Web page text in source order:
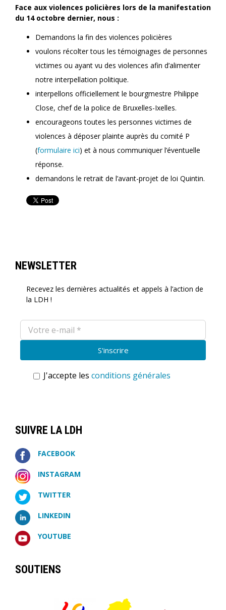
Face aux violences policières lors de la manifestation
du 14 octobre dernier, nous :
Demandons la fin des violences policières
voulons récolter tous les témoignages de personnes
victimes ou ayant vu des violences afin d’alimenter
notre interpellation politique.
interpellons officiellement le bourgmestre Philippe
Close, chef de la police de Bruxelles-Ixelles.
encourageons toutes les personnes victimes de
violences à déposer plainte auprès du comité P
(formulaire ici) et à nous communiquer l’éventuelle
réponse.
demandons le retrait de l’avant-projet de loi Quintin.
NEWSLETTER
Recevez les dernières actualités et appels à l’action de
la LDH !
J'accepte les conditions générales
SUIVRE LA LDH
FACEBOOK
INSTAGRAM
TWITTER
LINKEDIN
YOUTUBE
SOUTIENS